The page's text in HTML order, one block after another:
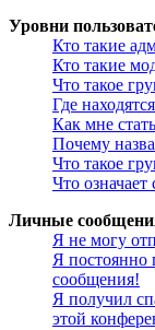
Уровни
Кто такие
Кто такие
Что такое
Где
Как мне
Почему
Что такое
Что
Личные
Я не могу
Я постоянно
сообщения!
Я получил
этой